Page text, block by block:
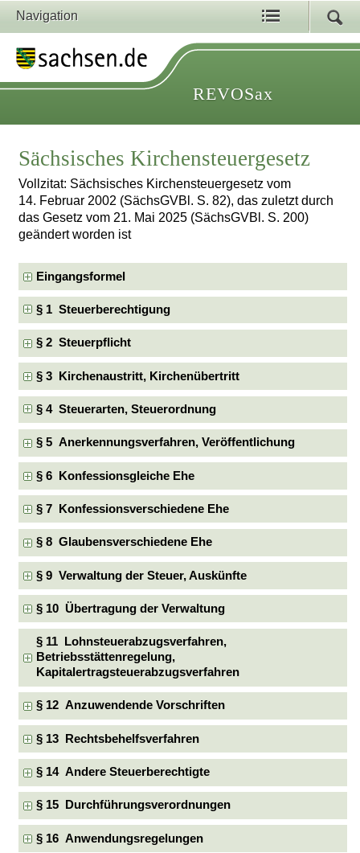
Navigation
REVOSax
Sächsisches Kirchensteuergesetz
Vollzitat: Sächsisches Kirchensteuergesetz vom
14. Februar 2002 (SächsGVBl. S. 82), das zuletzt durch
das Gesetz vom 21. Mai 2025 (SächsGVBl. S. 200)
geändert worden ist
Eingangsformel
§ 1 Steuerberechtigung
§ 2 Steuerpflicht
§ 3 Kirchenaustritt, Kirchenübertritt
§ 4 Steuerarten, Steuerordnung
§ 5 Anerkennungsverfahren, Veröffentlichung
§ 6 Konfessionsgleiche Ehe
§ 7 Konfessionsverschiedene Ehe
§ 8 Glaubensverschiedene Ehe
§ 9 Verwaltung der Steuer, Auskünfte
§ 10 Übertragung der Verwaltung
§ 11 Lohnsteuerabzugsverfahren,
Betriebsstättenregelung,
Kapitalertragsteuerabzugsverfahren
§ 12 Anzuwendende Vorschriften
§ 13 Rechtsbehelfsverfahren
§ 14 Andere Steuerberechtigte
§ 15 Durchführungsverordnungen
§ 16 Anwendungsregelungen